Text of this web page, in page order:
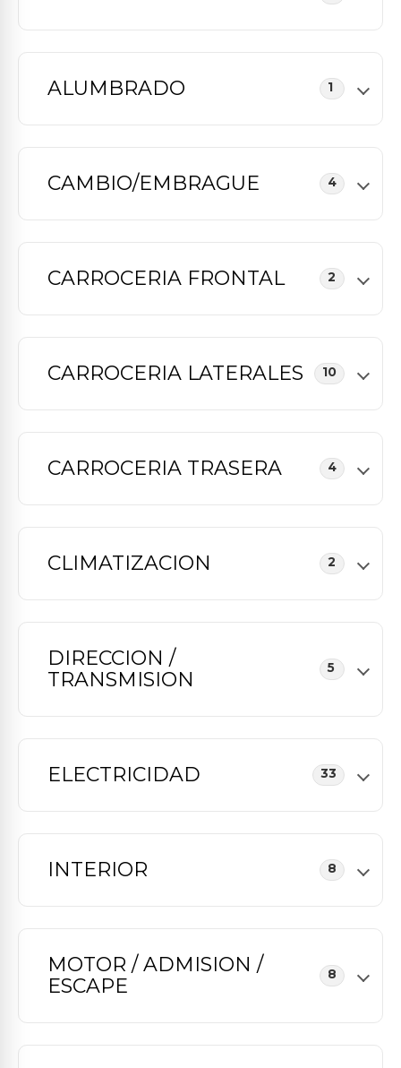
ALUMBRADO 1
CAMBIO/EMBRAGUE 4
CARROCERIA FRONTAL 2
CARROCERIA LATERALES 10
CARROCERIA TRASERA 4
CLIMATIZACION 2
DIRECCION /
TRANSMISION
5
ELECTRICIDAD 33
INTERIOR 8
MOTOR / ADMISION /
ESCAPE
8